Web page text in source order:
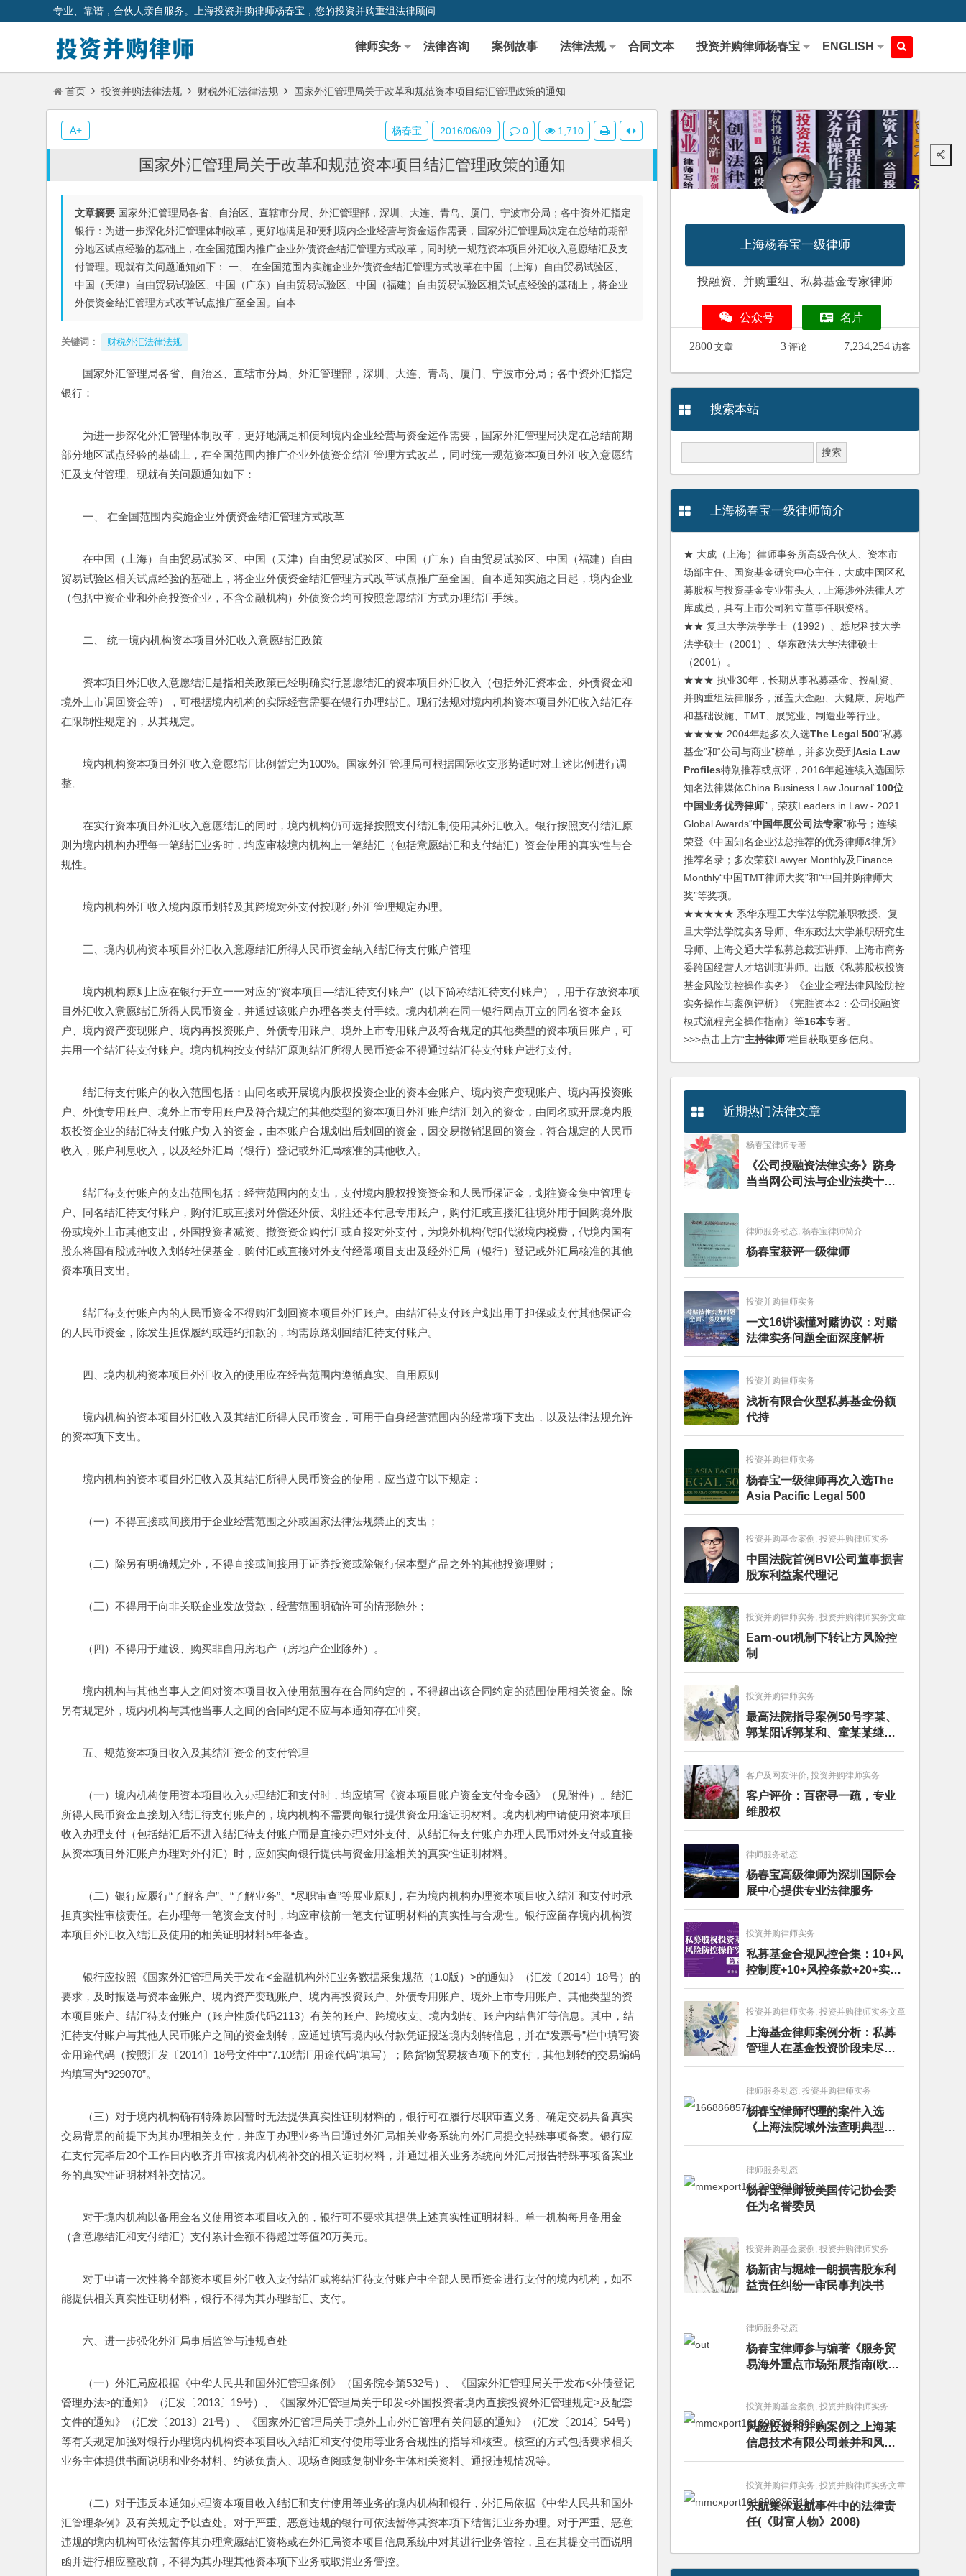
专业、靠谱，合伙人亲自服务。上海投资并购律师杨春宝，您的投资并购重组法律顾问
律师实务 法律咨询 案例故事 法律法规 合同文本 投资并购律师杨春宝 ENGLISH
首页 投资并购法律法规 财税外汇法律法规 国家外汇管理局关于改革和规范资本项目结汇管理政策的通知
国家外汇管理局关于改革和规范资本项目结汇管理政策的通知
文章摘要 国家外汇管理局各省、自治区、直辖市分局、外汇管理部，深圳、大连、青岛、厦门、宁波市分局；各中资外汇指定
银行：为进一步深化外汇管理体制改革，更好地满足和便利境内企业经营与资金运作需要，国家外汇管理局决定在总结前期部
分地区试点经验的基础上，在全国范围内推广企业外债资金结汇管理方式改革，同时统一规范资本项目外汇收入意愿结汇及支
付管理。现就有关问题通知如下： 一、 在全国范围内实施企业外债资金结汇管理方式改革在中国（上海）自由贸易试验区、
中国（天津）自由贸易试验区、中国（广东）自由贸易试验区、中国（福建）自由贸易试验区相关试点经验的基础上，将企业
外债资金结汇管理方式改革试点推广至全国。自本
关键词： 财税外汇法律法规
国家外汇管理局各省、自治区、直辖市分局、外汇管理部，深圳、大连、青岛、厦门、宁波市分局；各中资外汇指定
银行：
为进一步深化外汇管理体制改革，更好地满足和便利境内企业经营与资金运作需要，国家外汇管理局决定在总结前期
部分地区试点经验的基础上，在全国范围内推广企业外债资金结汇管理方式改革，同时统一规范资本项目外汇收入意愿结
汇及支付管理。现就有关问题通知如下：
一、 在全国范围内实施企业外债资金结汇管理方式改革
在中国（上海）自由贸易试验区、中国（天津）自由贸易试验区、中国（广东）自由贸易试验区、中国（福建）自由
贸易试验区相关试点经验的基础上，将企业外债资金结汇管理方式改革试点推广至全国。自本通知实施之日起，境内企业
（包括中资企业和外商投资企业，不含金融机构）外债资金均可按照意愿结汇方式办理结汇手续。
二、 统一境内机构资本项目外汇收入意愿结汇政策
资本项目外汇收入意愿结汇是指相关政策已经明确实行意愿结汇的资本项目外汇收入（包括外汇资本金、外债资金和
境外上市调回资金等），可根据境内机构的实际经营需要在银行办理结汇。现行法规对境内机构资本项目外汇收入结汇存
在限制性规定的，从其规定。
境内机构资本项目外汇收入意愿结汇比例暂定为100%。国家外汇管理局可根据国际收支形势适时对上述比例进行调
整。
在实行资本项目外汇收入意愿结汇的同时，境内机构仍可选择按照支付结汇制使用其外汇收入。银行按照支付结汇原
则为境内机构办理每一笔结汇业务时，均应审核境内机构上一笔结汇（包括意愿结汇和支付结汇）资金使用的真实性与合
规性。
境内机构外汇收入境内原币划转及其跨境对外支付按现行外汇管理规定办理。
三、境内机构资本项目外汇收入意愿结汇所得人民币资金纳入结汇待支付账户管理
境内机构原则上应在银行开立一一对应的“资本项目—结汇待支付账户”（以下简称结汇待支付账户），用于存放资本项
目外汇收入意愿结汇所得人民币资金，并通过该账户办理各类支付手续。境内机构在同一银行网点开立的同名资本金账
户、境内资产变现账户、境内再投资账户、外债专用账户、境外上市专用账户及符合规定的其他类型的资本项目账户，可
共用一个结汇待支付账户。境内机构按支付结汇原则结汇所得人民币资金不得通过结汇待支付账户进行支付。
结汇待支付账户的收入范围包括：由同名或开展境内股权投资企业的资本金账户、境内资产变现账户、境内再投资账
户、外债专用账户、境外上市专用账户及符合规定的其他类型的资本项目外汇账户结汇划入的资金，由同名或开展境内股
权投资企业的结汇待支付账户划入的资金，由本账户合规划出后划回的资金，因交易撤销退回的资金，符合规定的人民币
收入，账户利息收入，以及经外汇局（银行）登记或外汇局核准的其他收入。
结汇待支付账户的支出范围包括：经营范围内的支出，支付境内股权投资资金和人民币保证金，划往资金集中管理专
户、同名结汇待支付账户，购付汇或直接对外偿还外债、划往还本付息专用账户，购付汇或直接汇往境外用于回购境外股
份或境外上市其他支出，外国投资者减资、撤资资金购付汇或直接对外支付，为境外机构代扣代缴境内税费，代境内国有
股东将国有股减持收入划转社保基金，购付汇或直接对外支付经常项目支出及经外汇局（银行）登记或外汇局核准的其他
资本项目支出。
结汇待支付账户内的人民币资金不得购汇划回资本项目外汇账户。由结汇待支付账户划出用于担保或支付其他保证金
的人民币资金，除发生担保履约或违约扣款的，均需原路划回结汇待支付账户。
四、境内机构资本项目外汇收入的使用应在经营范围内遵循真实、自用原则
境内机构的资本项目外汇收入及其结汇所得人民币资金，可用于自身经营范围内的经常项下支出，以及法律法规允许
的资本项下支出。
境内机构的资本项目外汇收入及其结汇所得人民币资金的使用，应当遵守以下规定：
（一）不得直接或间接用于企业经营范围之外或国家法律法规禁止的支出；
（二）除另有明确规定外，不得直接或间接用于证券投资或除银行保本型产品之外的其他投资理财；
（三）不得用于向非关联企业发放贷款，经营范围明确许可的情形除外；
（四）不得用于建设、购买非自用房地产（房地产企业除外）。
境内机构与其他当事人之间对资本项目收入使用范围存在合同约定的，不得超出该合同约定的范围使用相关资金。除
另有规定外，境内机构与其他当事人之间的合同约定不应与本通知存在冲突。
五、规范资本项目收入及其结汇资金的支付管理
（一）境内机构使用资本项目收入办理结汇和支付时，均应填写《资本项目账户资金支付命令函》（见附件）。结汇
所得人民币资金直接划入结汇待支付账户的，境内机构不需要向银行提供资金用途证明材料。境内机构申请使用资本项目
收入办理支付（包括结汇后不进入结汇待支付账户而是直接办理对外支付、从结汇待支付账户办理人民币对外支付或直接
从资本项目外汇账户办理对外付汇）时，应如实向银行提供与资金用途相关的真实性证明材料。
（二）银行应履行“了解客户”、“了解业务”、“尽职审查”等展业原则，在为境内机构办理资本项目收入结汇和支付时承
担真实性审核责任。在办理每一笔资金支付时，均应审核前一笔支付证明材料的真实性与合规性。银行应留存境内机构资
本项目外汇收入结汇及使用的相关证明材料5年备查。
银行应按照《国家外汇管理局关于发布<金融机构外汇业务数据采集规范（1.0版）>的通知》（汇发〔2014〕18号）的
要求，及时报送与资本金账户、境内资产变现账户、境内再投资账户、外债专用账户、境外上市专用账户、其他类型的资
本项目账户、结汇待支付账户（账户性质代码2113）有关的账户、跨境收支、境内划转、账户内结售汇等信息。其中，结
汇待支付账户与其他人民币账户之间的资金划转，应通过填写境内收付款凭证报送境内划转信息，并在“发票号”栏中填写资
金用途代码（按照汇发〔2014〕18号文件中“7.10结汇用途代码”填写）；除货物贸易核查项下的支付，其他划转的交易编码
均填写为“929070”。
（三）对于境内机构确有特殊原因暂时无法提供真实性证明材料的，银行可在履行尽职审查义务、确定交易具备真实
交易背景的前提下为其办理相关支付，并应于办理业务当日通过外汇局相关业务系统向外汇局提交特殊事项备案。银行应
在支付完毕后20个工作日内收齐并审核境内机构补交的相关证明材料，并通过相关业务系统向外汇局报告特殊事项备案业
务的真实性证明材料补交情况。
对于境内机构以备用金名义使用资本项目收入的，银行可不要求其提供上述真实性证明材料。单一机构每月备用金
（含意愿结汇和支付结汇）支付累计金额不得超过等值20万美元。
对于申请一次性将全部资本项目外汇收入支付结汇或将结汇待支付账户中全部人民币资金进行支付的境内机构，如不
能提供相关真实性证明材料，银行不得为其办理结汇、支付。
六、进一步强化外汇局事后监管与违规查处
（一）外汇局应根据《中华人民共和国外汇管理条例》（国务院令第532号）、《国家外汇管理局关于发布<外债登记
管理办法>的通知》（汇发〔2013〕19号）、《国家外汇管理局关于印发<外国投资者境内直接投资外汇管理规定>及配套
文件的通知》（汇发〔2013〕21号）、《国家外汇管理局关于境外上市外汇管理有关问题的通知》（汇发〔2014〕54号）
等有关规定加强对银行办理境内机构资本项目收入结汇和支付使用等业务合规性的指导和核查。核查的方式包括要求相关
业务主体提供书面说明和业务材料、约谈负责人、现场查阅或复制业务主体相关资料、通报违规情况等。
（二）对于违反本通知办理资本项目收入结汇和支付使用等业务的境内机构和银行，外汇局依据《中华人民共和国外
汇管理条例》及有关规定予以查处。对于严重、恶意违规的银行可依法暂停其资本项下结售汇业务办理。对于严重、恶意
违规的境内机构可依法暂停其办理意愿结汇资格或在外汇局资本项目信息系统中对其进行业务管控，且在其提交书面说明
函并进行相应整改前，不得为其办理其他资本项下业务或取消业务管控。
杨春宝 2016/06/09 0 1,710
A+
上海杨春宝一级律师
投融资、并购重组、私募基金专家律师
公众号 名片
2800 文章 3 评论 7,234,254 访客
搜索本站
上海杨春宝一级律师简介
★ 大成（上海）律师事务所高级合伙人、资本市
场部主任、国资基金研究中心主任，大成中国区私
募股权与投资基金专业带头人，上海涉外法律人才
库成员，具有上市公司独立董事任职资格。
★★ 复旦大学法学学士（1992）、悉尼科技大学
法学硕士（2001）、华东政法大学法律硕士
（2001）。
★★★ 执业30年，长期从事私募基金、投融资、
并购重组法律服务，涵盖大金融、大健康、房地产
和基础设施、TMT、展览业、制造业等行业。
★★★★ 2004年起多次入选The Legal 500“私募
基金”和“公司与商业”榜单，并多次受到Asia Law
Profiles特别推荐或点评，2016年起连续入选国际
知名法律媒体China Business Law Journal“100位
中国业务优秀律师”，荣获Leaders in Law - 2021
Global Awards“中国年度公司法专家”称号；连续
荣登《中国知名企业法总推荐的优秀律师&律所》
推荐名录；多次荣获Lawyer Monthly及Finance
Monthly“中国TMT律师大奖”和“中国并购律师大
奖”等奖项。
★★★★★ 系华东理工大学法学院兼职教授、复
旦大学法学院实务导师、华东政法大学兼职研究生
导师、上海交通大学私募总裁班讲师、上海市商务
委跨国经营人才培训班讲师。出版《私募股权投资
基金风险防控操作实务》《企业全程法律风险防控
实务操作与案例评析》《完胜资本2：公司投融资
模式流程完全操作指南》等16本专著。
>>>点击上方“主持律师”栏目获取更多信息。
近期热门法律文章
杨春宝律师专著
《公司投融资法律实务》跻身
当当网公司法与企业法类十大
畅销图书榜
律师服务动态, 杨春宝律师简介
杨春宝获评一级律师
投资并购律师实务
一文16讲读懂对赌协议：对赌
法律实务问题全面深度解析
投资并购律师实务
浅析有限合伙型私募基金份额
代持
投资并购律师实务
杨春宝一级律师再次入选The
Asia Pacific Legal 500
投资并购基金案例, 投资并购律师实务
中国法院首例BVI公司董事损害
股东利益案代理记
投资并购律师实务, 投资并购律师实务文章
Earn-out机制下转让方风险控
制
投资并购律师实务
最高法院指导案例50号李某、
郭某阳诉郭某和、童某某继承
纠纷案
客户及网友评价, 投资并购律师实务
客户评价：百密寻一疏，专业
维股权
律师服务动态
杨春宝高级律师为深圳国际会
展中心提供专业法律服务
投资并购律师实务
私募基金合规风控合集：10+风
控制度+10+风控条款+20+实务
文章+每月动态
投资并购律师实务, 投资并购律师实务文章
上海基金律师案例分析：私募
管理人在基金投资阶段未尽勤
勉义务的赔偿责任
律师服务动态, 投资并购律师实务
杨春宝律师代理的案件入选
《上海法院域外法查明典型案
例》
律师服务动态
杨春宝律师被美国传记协会委
任为名誉委员
投资并购基金案例, 投资并购律师实务
杨新宙与堀雄一朗损害股东利
益责任纠纷一审民事判决书
律师服务动态
杨春宝律师参与编著《服务贸
易海外重点市场拓展指南(欧洲
卷·意大利)》
投资并购基金案例, 投资并购律师实务
风险投资和并购案例之上海某
信息技术有限公司兼并和风险
投资服务
投资并购律师实务, 投资并购律师实务文章
东航集体返航事件中的法律责
任(《财富人物》2008)